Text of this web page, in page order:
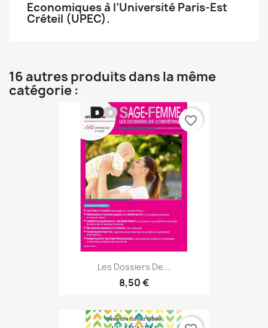
Economiques à l’Université Paris-Est
Créteil (UPEC).
16 autres produits dans la même
catégorie :
Les Dossiers De...
8,50 €
favorite_border